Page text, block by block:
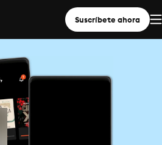
Suscríbete ahora